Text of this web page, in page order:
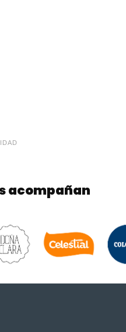
acompañan